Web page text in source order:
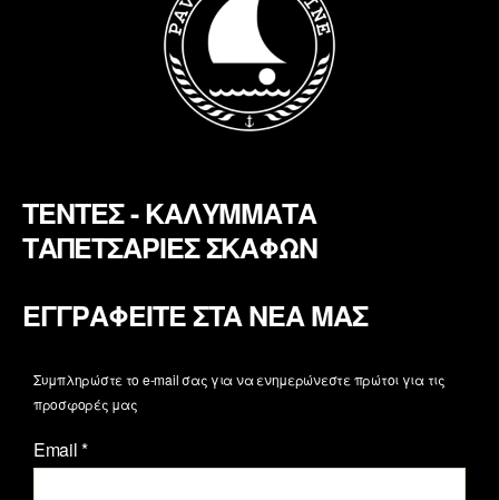
ΤΕΝΤΕΣ - ΚΑΛΥΜΜΑΤΑ
ΤΑΠΕΤΣΑΡΙΕΣ ΣΚΑΦΩΝ
ΕΓΓΡΑΦΕΙΤΕ ΣΤΑ ΝΕΑ ΜΑΣ
Συμπληρώστε το e-mail σας για να ενημερώνεστε πρώτοι για τις
προσφορές μας
Email*